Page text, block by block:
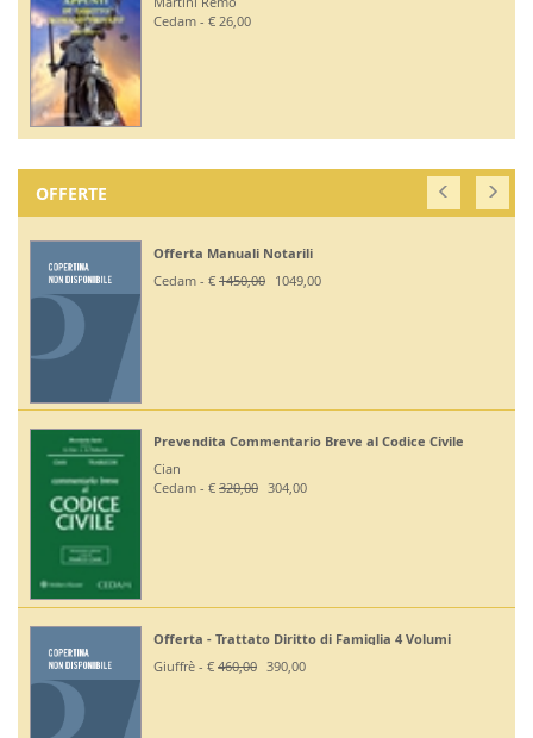
Cedam - € 26,00
OFFERTE
Offerta Manuali Notarili
Cedam - €1450,00 1049,00
Prevendita Commentario Breve al Codice Civile
Cian
Cedam - €320,00 304,00
Offerta - Trattato Diritto di Famiglia 4 Volumi
Giuffrè - €460,00 390,00